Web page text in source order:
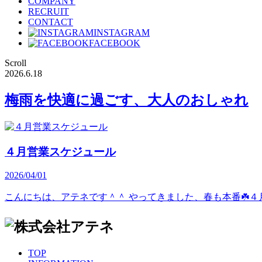
RECRUIT
CONTACT
INSTAGRAM
FACEBOOK
Scroll
2026.6.18
梅雨を快適に過ごす、大人のおしゃれ
４月営業スケジュール
2026/04/01
こんにちは、アテネです＾＾ やってきました、春も本番☘️４
TOP